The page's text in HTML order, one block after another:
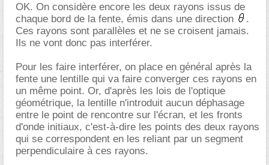
OK. On considère encore les deux rayons issus de
chaque bord de la fente, émis dans une direction
.
Ces rayons sont parallèles et ne se croisent jamais.
Ils ne vont donc pas interférer.
Pour les faire interférer, on place en général après la
fente une lentille qui va faire converger ces rayons en
un même point. Or, d'après les lois de l'optique
géométrique, la lentille n'introduit aucun déphasage
entre le point de rencontre sur l'écran, et les fronts
d'onde initiaux, c'est-à-dire les points des deux rayons
qui se correspondent en les reliant par un segment
perpendiculaire à ces rayons.